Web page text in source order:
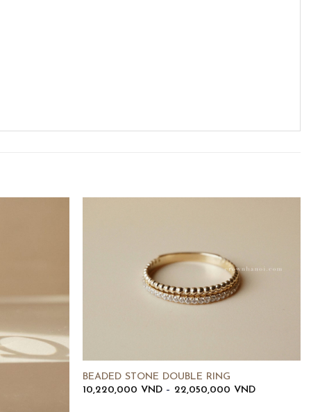
BEADED STONE DOUBLE RING
10,220,000 VND – 22,050,000 VNDKhoảng